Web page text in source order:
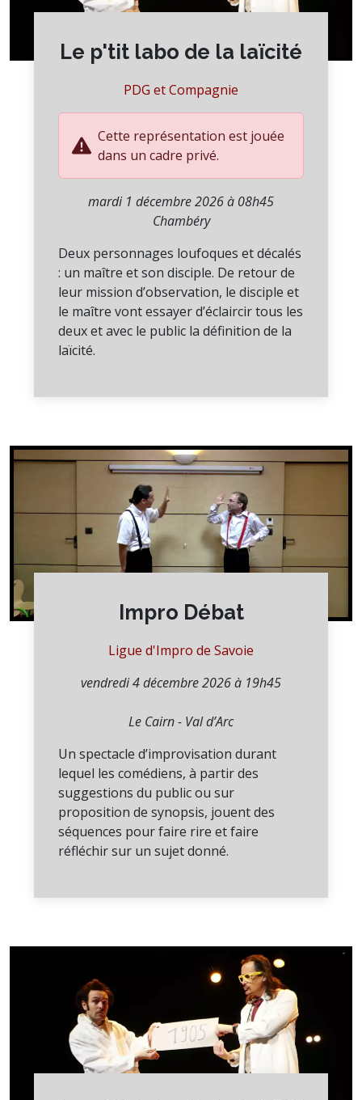
Le p'tit labo de la laïcité
PDG et Compagnie
Cette représentation est jouée
dans un cadre privé.
mardi 1 décembre 2026 à 08h45
Chambéry
Deux personnages loufoques et décalés
: un maître et son disciple. De retour de
leur mission d’observation, le disciple et
le maître vont essayer d’éclaircir tous les
deux et avec le public la définition de la
laïcité.
Impro Débat
Ligue d'Impro de Savoie
vendredi 4 décembre 2026 à 19h45
Le Cairn - Val d’Arc
Un spectacle d’improvisation durant
lequel les comédiens, à partir des
suggestions du public ou sur
proposition de synopsis, jouent des
séquences pour faire rire et faire
réfléchir sur un sujet donné.